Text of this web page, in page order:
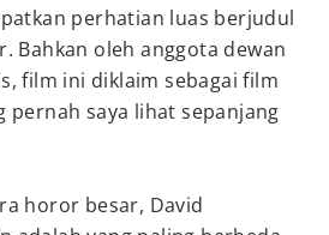
perhatian luas berjudul
Bahkan oleh anggota dewan
film ini diklaim sebagai film
pernah saya lihat sepanjang
horor besar, David